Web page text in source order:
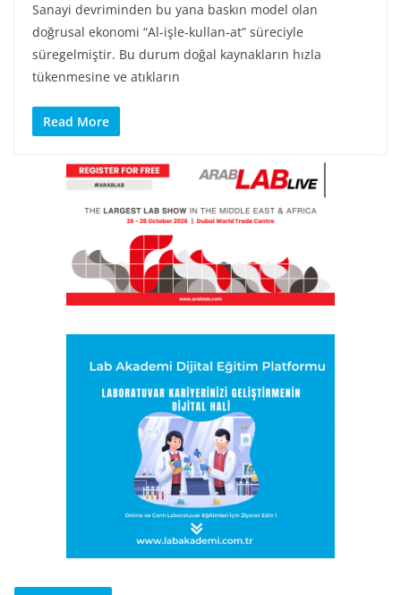
Sanayi devriminden bu yana baskın model olan
doğrusal ekonomi “Al-işle-kullan-at” süreciyle
süregelmiştir. Bu durum doğal kaynakların hızla
tükenmesine ve atıkların
Read More